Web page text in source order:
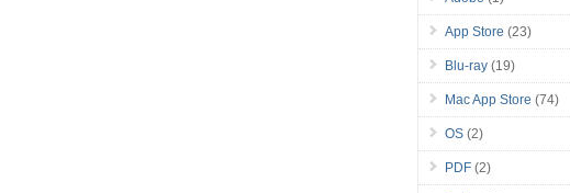
App Store (23)
Blu-ray (19)
Mac App Store (74)
OS (2)
PDF (2)